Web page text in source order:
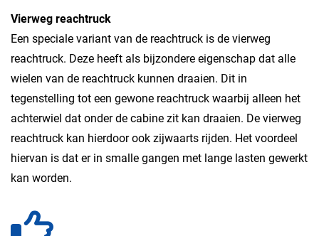
Vierweg reachtruck
Een speciale variant van de reachtruck is de vierweg
reachtruck. Deze heeft als bijzondere eigenschap dat alle
wielen van de reachtruck kunnen draaien. Dit in
tegenstelling tot een gewone reachtruck waarbij alleen het
achterwiel dat onder de cabine zit kan draaien. De vierweg
reachtruck kan hierdoor ook zijwaarts rijden. Het voordeel
hiervan is dat er in smalle gangen met lange lasten gewerkt
kan worden.